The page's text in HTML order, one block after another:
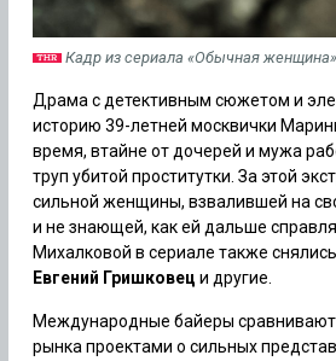
Кадр из сериала «Обычная женщина»
Драма с детективным сюжетом и
историю 39-летней москвички
время, втайне от дочерей и мужа
труп убитой проститутки. За этой
сильной женщины, взвалившей на
и не знающей, как ей дальше
Михалковой в сериале также снялись
Евгений Гришковец и другие.
Международные байеры
рынка проектами о сильных